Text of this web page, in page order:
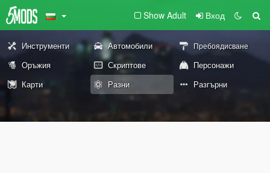
Show Adult Вход
Инструменти Автомобили Пребоядисване
Оръжия Скриптове
Персонажи
Карти
Разни Разгърни